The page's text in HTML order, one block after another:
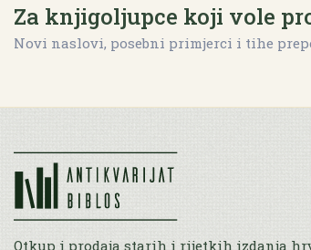
Za knjigoljupce koji vole
Novi naslovi, posebni primjerci i tihe
Otkup i prodaja starih i rijetkih izdanja